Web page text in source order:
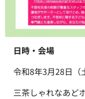
日時・会場
令和8年3月28日（
三茶しゃれなあど